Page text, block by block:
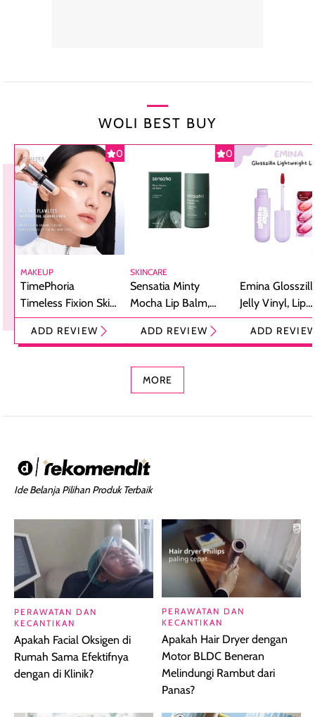
WOLI BEST BUY
0
MAKEUP
TimePhoria
Timeless Fixion Skin
Tint Stick,
Foundation dan
ADD REVIEW
0
SKINCARE
Sensatia Minty
Mocha Lip Balm,
Pelembap Bibir
dengan Aroma
ADD REVIEW
Emina
Jelly Vinyl, Lip
Cream Glossy
Ringan
ADD
MORE
Ide Belanja Pilihan Produk Terbaik
PERAWATAN DAN
KECANTIKAN
Apakah Facial Oksigen di
Rumah Sama Efektifnya
dengan di Klinik?
PERAWATAN DAN
KECANTIKAN
Apakah Hair Dryer dengan
Motor BLDC Beneran
Melindungi Rambut dari
Panas?